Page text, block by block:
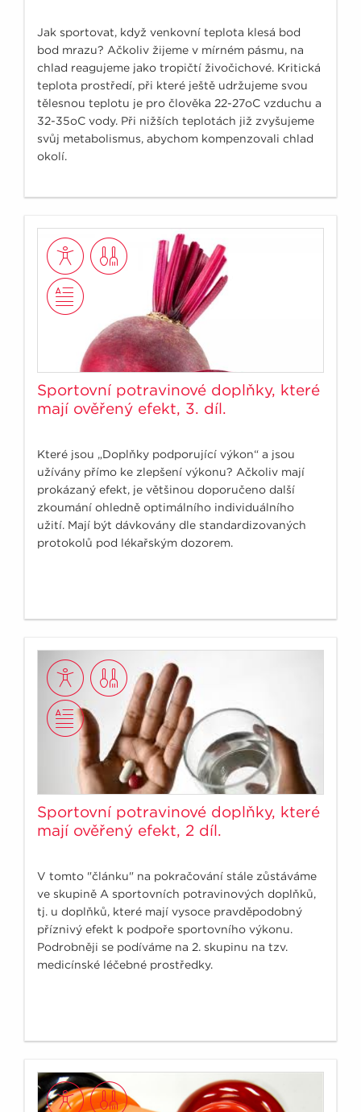
Jak sportovat, když venkovní teplota klesá bod
bod mrazu? Ačkoliv žijeme v mírném pásmu, na
chlad reagujeme jako tropičtí živočichové. Kritická
teplota prostředí, při které ještě udržujeme svou
tělesnou teplotu je pro člověka 22-27oC vzduchu a
32-35oC vody. Při nižších teplotách již zvyšujeme
svůj metabolismus, abychom kompenzovali chlad
okolí.
Sportovní potravinové doplňky, které
mají ověřený efekt, 3. díl.
Které jsou „Doplňky podporující výkon“ a jsou
užívány přímo ke zlepšení výkonu? Ačkoliv mají
prokázaný efekt, je většinou doporučeno další
zkoumání ohledně optimálního individuálního
užití. Mají být dávkovány dle standardizovaných
protokolů pod lékařským dozorem.
Sportovní potravinové doplňky, které
mají ověřený efekt, 2 díl.
V tomto "článku" na pokračování stále zůstáváme
ve skupině A sportovních potravinových doplňků,
tj. u doplňků, které mají vysoce pravděpodobný
příznivý efekt k podpoře sportovního výkonu.
Podrobněji se podíváme na 2. skupinu na tzv.
medicínské léčebné prostředky.